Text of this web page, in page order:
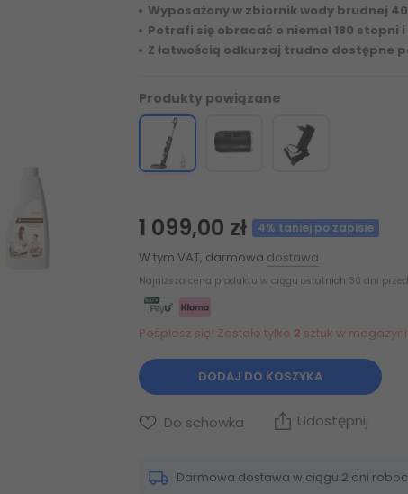
Wyposażony w zbiornik wody brudnej
Potrafi się obracać o niemal 180 stopni i
Z łatwością odkurzaj trudno dostępne
Produkty powiązane
1 099,00 zł 4% taniej po zapisie
W tym VAT, darmowa dostawa
Najniższa cena produktu w ciągu ostatnich 30 dni
Pośpiesz się! Zostało tylko 2 sztuk w
DODAJ DO KOSZYKA
Do schowka Udostępnij
Darmowa dostawa w ciągu 2 dni